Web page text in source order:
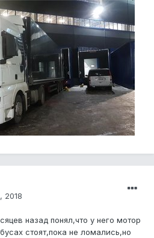
2018
назад понял,что у него мотор
стоят,пока не ломались,но